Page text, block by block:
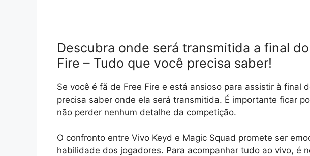
Descubra onde será transmitida a final
Fire – Tudo que você precisa saber!
Se você é fã de Free Fire e está ansioso para assistir à final
precisa saber onde ela será transmitida. É importante ficar
não perder nenhum detalhe da competição.
O confronto entre Vivo Keyd e Magic Squad promete ser
habilidade dos jogadores. Para acompanhar tudo ao vivo, é